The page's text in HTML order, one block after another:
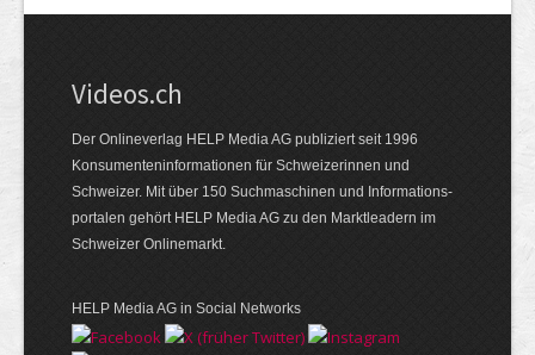
Videos.ch
Der Onlineverlag HELP Media AG publiziert seit 1996
Konsumenten­informationen für Schweizerinnen und
Schweizer. Mit über 150 Suchmaschinen und Informations­
portalen gehört HELP Media AG zu den Marktleadern im
Schweizer Onlinemarkt.
HELP Media AG in Social Networks